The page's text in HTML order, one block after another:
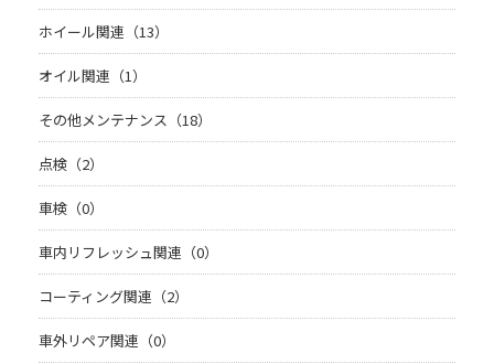
ホイール関連（13）
オイル関連（1）
その他メンテナンス（18）
点検（2）
車検（0）
車内リフレッシュ関連（0）
コーティング関連（2）
車外リペア関連（0）